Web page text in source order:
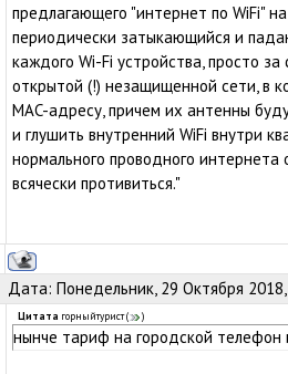
предлагающего "интернет по WiFi"
периодически затыкающийся и
каждого Wi-Fi устройства, просто
открытой (!) незащищенной сети, в
MAC-адресу, причем их антенны
и глушить внутренний WiFi внутри
нормального проводного
всячески противиться."
Дата: Понедельник, 29 Октября
Цитата горныйтурист( )
нынче тариф на городской телефон